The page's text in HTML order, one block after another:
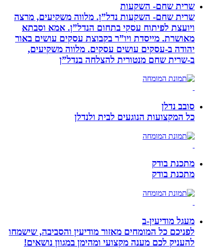
שרית שחם- השקעות
שרית שחם- השקעות נדל”ן. מלווה משקיעים, מרצה
ויועצת לפיתוח עסקי בתחום הנדל”ן. אמא וסבתא
מאושרת. ‏מייסדת ויו”ר בקבוצת עסקים עושים באור
יהודה‏ ב-‏עסקים עושים עסקים‏. ‏מלווה משקיעים,
ב-‏שרית שחם מנטורית להצלחה בנדל”ן‏
סובב נדלן
כל המקצועות הנוגעים לבית ולנדלן
מתכנת בודק
מתכנת בודק
מעגל מודיעין-ב
לפניכם כל המומחים מאזור מודיעין והסביבה, שישמחו
להעניק לכם מענה מקצועי ומהימן במגוון נושאים!